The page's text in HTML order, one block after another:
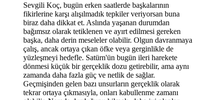
Sevgili Koç, bugün erken saatlerde başkalarının
fikirlerine karşı alışılmadık tepkiler veriyorsan buna
biraz daha dikkat et. Aslında yaşanan durumdan
bağımsız olarak tetiklenen ve ayırt edilmesi gereken
başka, daha derin meseleler olabilir. Olgun davranmaya
çalış, ancak ortaya çıkan öfke veya gerginlikle de
yüzleşmeyi hedefle. Satürn'ün bugün ileri harekete
dönmesi küçük bir gerçeklik dozu getirebilir, ama aynı
zamanda daha fazla güç ve netlik de sağlar.
Geçmişinden gelen bazı unsurların gerçeklik olarak
tekrar ortaya çıkmasıyla, onları kabullenme zamanı